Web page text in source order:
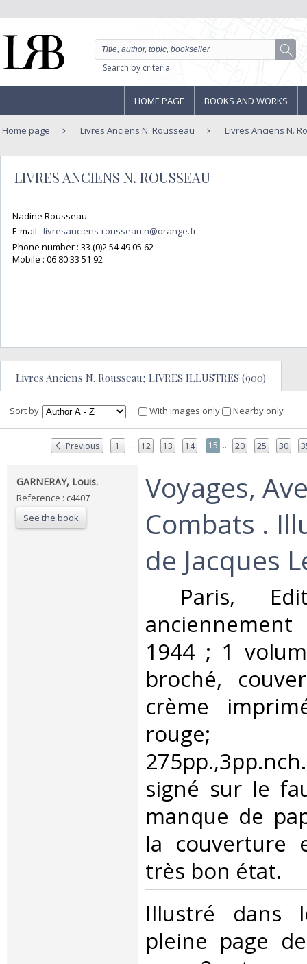
Search by criteria
HOME PAGE BOOKS AND WORKS
Home page Livres Anciens N. Rousseau Livres Anciens N.
LIVRES ANCIENS N. ROUSSEAU
Nadine Rousseau
E-mail : livresanciens-rousseau.n@orange.fr
Phone number : 33 (0)2 54 49 05 62
Mobile : 06 80 33 51 92
Livres Anciens N. Rousseau; LIVRES ILLUSTRES (900)
Sort by With images only Nearby only
Previous 1 ... 12 13 14 15 ... 20 25 30
‎GARNERAY, Louis.‎
Reference : c4407
See the book
‎Voyages,
Combats .
de Jacques
Paris,
anciennement
1944 ; 1
broché,
crème
signé sur le
manque de
la couverture
très bon état.‎
‎Illustré
pleine page